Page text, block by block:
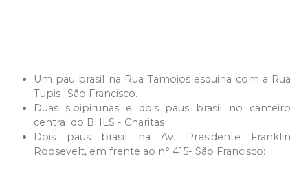
Um pau brasil na Rua Tamoios esquina com a Rua
Tupis- São Francisco.
Duas sibipirunas e dois paus brasil no canteiro
central do BHLS - Charitas
Dois paus brasil na Av. Presidente Franklin
Roosevelt, em frente ao n° 415- São Francisco: